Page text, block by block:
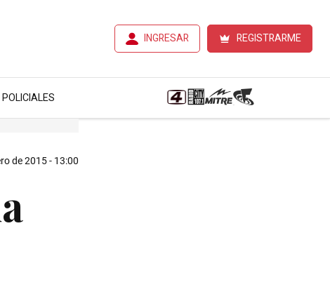
INGRESAR REGISTRARME
POLICIALES
de 2015 - 13:00